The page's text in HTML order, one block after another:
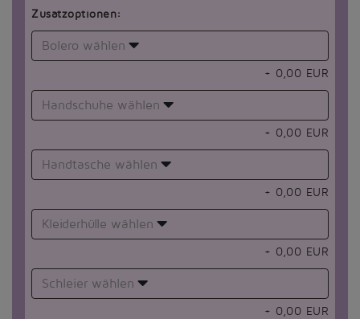
Zusatzoptionen:
Bolero wählen
+ 0,00 EUR
Handschuhe wählen
+ 0,00 EUR
Handtasche wählen
+ 0,00 EUR
Kleiderhülle wählen
+ 0,00 EUR
Schleier wählen
+ 0,00 EUR